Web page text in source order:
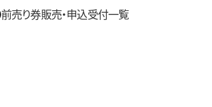
前売り券販売・申込受付一覧